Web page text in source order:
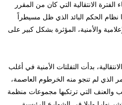
الانتقالية التي كان من المقرر
نظام الحكم البائد الذي ظل مسيطراً
والأمنية، المؤثرة بشكل كبير على
بدأت التفلتات الأمنية في أغلب
الذي لم تنجو منه الخرطوم العاصمة،
والعنف التي ترتكبها مجموعات منظمة